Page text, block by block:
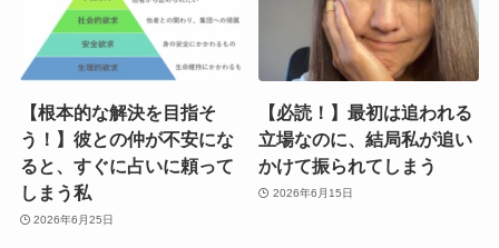
【根本的な解決を目指そ
う！】彼との仲が不安にな
ると、すぐに占いに頼って
しまう私
2026年6月25日
【必読！】最初は追われる
立場なのに、結局私が追い
かけて振られてしまう
2026年6月15日